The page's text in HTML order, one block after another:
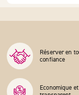
Réserver en
confiance
Economique et